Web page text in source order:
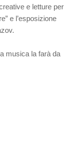
e letture per
e l’esposizione
musica la farà da